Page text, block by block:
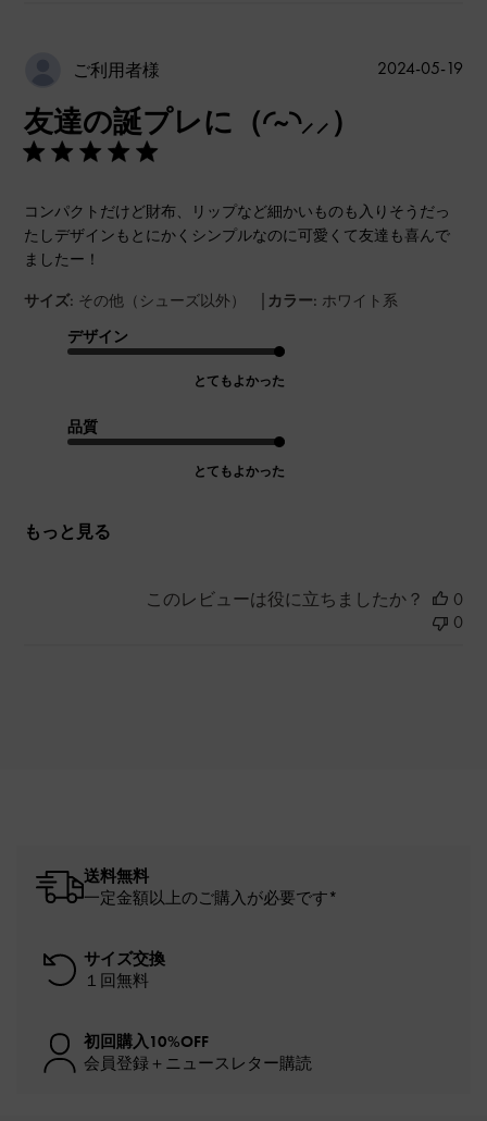
ご利用者様
友達の誕プレに（◜~◝⸝⸝）
コンパクトだけど財布、リップなど細かいものも入りそうだっ
たしデザインもとにかくシンプルなのに可愛くて友達も喜んで
ましたー！
サイズ: その他（シューズ以外） | カラー: ホワイト系
デザイン
とてもよかった
品質
とてもよかった
もっと見る
公
2024-05-19
このレビューは役に立ちましたか？
0
0
送料無料
一定金額以上のご購入が必要です*
サイズ交換
１回無料
初回購入10%OFF
会員登録＋ニュースレター購読